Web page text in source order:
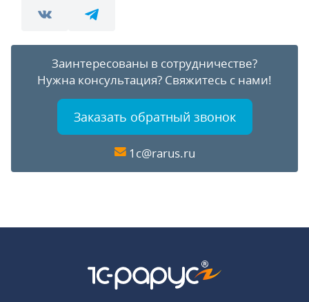
Заинтересованы в сотрудничестве?
Нужна консультация? Свяжитесь с нами!
Заказать обратный звонок
1c@rarus.ru